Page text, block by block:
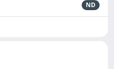
ND